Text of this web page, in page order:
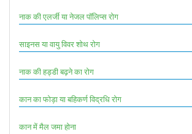
नाक की एलर्जी या नेजल पॉलिप्स रोग
साइनस या वायु विवर शोथ रोग
नाक की हड्डी बढ़ने का रोग
कान का फोड़ा या बहिकर्ण विद्रधि रोग
कान में मैल जमा होना